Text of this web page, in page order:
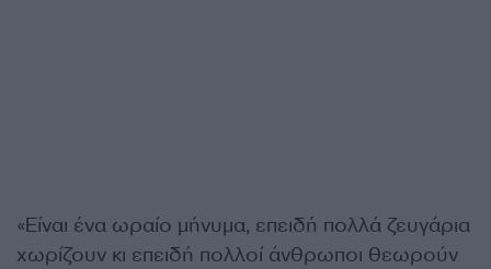
«Είναι ένα ωραίο μήνυμα, επειδή πολλά ζευγάρια
χωρίζουν κι επειδή πολλοί άνθρωποι θεωρούν